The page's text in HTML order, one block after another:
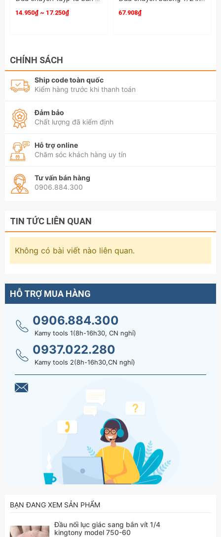
14.950₫ ~ 17.250₫ 67.908₫
CHÍNH SÁCH
Ship code toàn quốc
Kiểm hàng trước khi thanh toán
Đảm bảo
Chất lượng đã kiểm định
Hỗ trợ online
Chăm sóc khách hàng uy tín
Tư vấn bán hàng
0906.884.300
TIN TỨC LIÊN QUAN
Không có bài viết nào liên quan.
HỖ TRỢ MUA HÀNG
0906.884.300
Kamy tools 1(8h-16h30, CN nghỉ)
0937.022.280
Kamy tools 2(8h-16h30,CN nghỉ)
BẠN ĐANG XEM SẢN PHẨM
Đầu nối lục giác sang bắn vít 1/4
kingtony model 750-60